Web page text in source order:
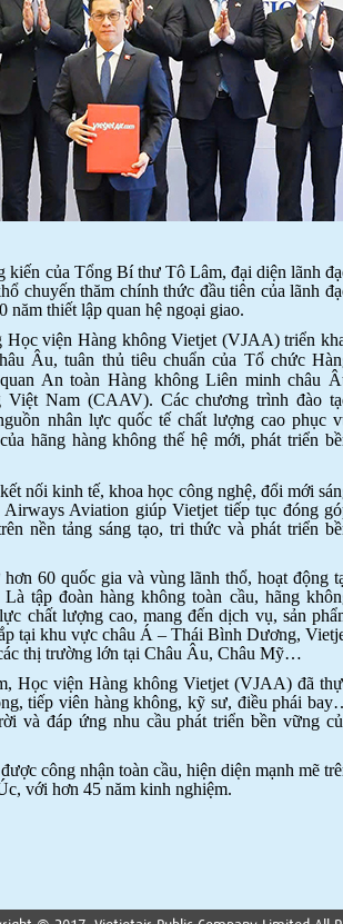
kiến của Tổng Bí thư Tô Lâm, đại diện lãnh
chuyến thăm chính thức đầu tiên của lãnh
năm thiết lập quan hệ ngoại giao.
Học viện Hàng không Vietjet (VJAA) triển
Âu, tuân thủ tiêu chuẩn của Tổ chức
An toàn Hàng không Liên minh châu
Nam (CAAV). Các chương trình đào
nhân lực quốc tế chất lượng cao phục
hãng hàng không thế hệ mới, phát triển
nối kinh tế, khoa học công nghệ, đổi mới
Aviation giúp Vietjet tiếp tục đóng
nền tảng sáng tạo, tri thức và phát triển
60 quốc gia và vùng lãnh thổ, hoạt động
tập đoàn hàng không toàn cầu, hãng
chất lượng cao, mang đến dịch vụ, sản
tại khu vực châu Á – Thái Bình Dương,
thị trường lớn tại Châu Âu, Châu Mỹ…
Học viện Hàng không Vietjet (VJAA) đã
tiếp viên hàng không, kỹ sư, điều phái
và đáp ứng nhu cầu phát triển bền vững
công nhận toàn cầu, hiện diện mạnh mẽ
với hơn 45 năm kinh nghiệm.